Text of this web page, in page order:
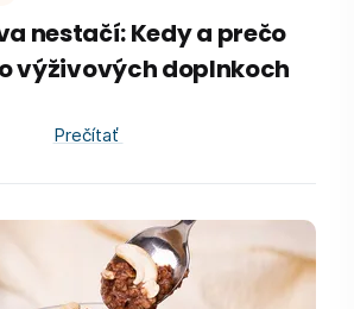
nestačí: Kedy a prečo
výživových doplnkoch
Prečítať